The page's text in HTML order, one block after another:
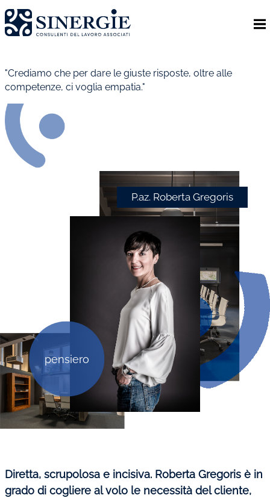
Lo studio
Lo studio
Dott. Riccardo Canu
Dott.ssa Elena Zanon
P.az. Roberta Gregoris
Amministrazione del personale
Labour Mobility
Strumenti di lavoro
Circolari
Area riservata
Contatti
Lavora con noi
"Crediamo che per dare le giuste risposte, oltre alle
competenze, ci voglia empatia."
P.az. Roberta Gregoris
pensiero
Diretta, scrupolosa e incisiva. Roberta Gregoris è in
grado di cogliere al volo le necessità del cliente,